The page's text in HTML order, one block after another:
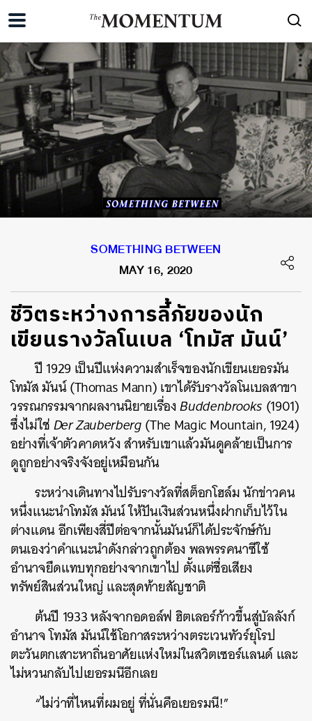
SOMETHING BETWEEN
MAY 16, 2020
ชีวิตระหว่างการลี้ภัยของนัก
เขียนรางวัลโนเบล ‘โทมัส มันน์’
ปี 1929 เป็นปีแห่งความสำเร็จของนักเขียนเยอรมัน
โทมัส มันน์ (Thomas Mann) เขาได้รับรางวัลโนเบลสาขา
วรรณกรรมจากผลงานนิยายเรื่องBuddenbrooks (1901)
ซึ่งไม่ใช่Der Zauberberg(The Magic Mountain, 1924)
อย่างที่เจ้าตัวคาดหวัง สำหรับเขาแล้วมันดูคล้ายเป็นการ
ดูถูกอย่างจริงจังอยู่เหมือนกัน
ระหว่างเดินทางไปรับรางวัลที่สต็อกโฮล์ม นักข่าวคน
หนึ่งแนะนำโทมัส มันน์ ให้ปันเงินส่วนหนึ่งฝากเก็บไว้ใน
ต่างแดน อีกเพียงสี่ปีต่อจากนั้นมันน์ก็ได้ประจักษ์กับ
ตนเองว่าคำแนะนำดังกล่าวถูกต้อง พลพรรคนาซีใช้
อำนาจยึดแทบทุกอย่างจากเขาไป ตั้งแต่ชื่อเสียง
ทรัพย์สินส่วนใหญ่ และสุดท้ายสัญชาติ
ต้นปี 1933 หลังจากอดอล์ฟ ฮิตเลอร์ก้าวขึ้นสู่บัลลังก์
อำนาจ โทมัส มันน์ใช้โอกาสระหว่างตระเวนทัวร์ยุโรป
ตะวันตกเสาะหาถิ่นอาศัยแห่งใหม่ในสวิตเซอร์แลนด์ และ
ไม่หวนกลับไปเยอรมนีอีกเลย
“ไม่ว่าที่ไหนที่ผมอยู่ ที่นั่นคือเยอรมนี!”